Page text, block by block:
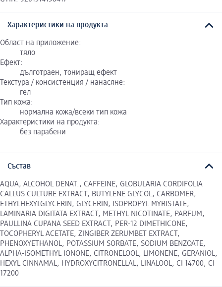
Характеристики на продукта
Област на приложение:
тяло
Ефект:
дълготраен, тониращ ефект
Текстура / консистенция / нанасяне:
гел
Тип кожа:
нормална кожа/всеки тип кожа
Характеристики на продукта:
без парабени
Състав
AQUA, ALCOHOL DENAT., CAFFEINE, GLOBULARIA CORDIFOLIA
CALLUS CULTURE EXTRACT, BUTYLENE GLYCOL, CARBOMER,
ETHYLHEXYLGLYCERIN, GLYCERIN, ISOPROPYL MYRISTATE,
LAMINARIA DIGITATA EXTRACT, METHYL NICOTINATE, PARFUM,
PAULLINA CUPANA SEED EXTRACT, PER-12 DIMETHICONE,
TOCOPHERYL ACETATE, ZINGIBER ZERUMBET EXTRACT,
PHENOXYETHANOL, POTASSIUM SORBATE, SODIUM BENZOATE,
ALPHA-ISOMETHYL IONONE, CITRONELOOL, LIMONENE, GERANIOL,
HEXYL CINNAMAL, HYDROXYCITRONELLAL, LINALOOL, CI 14700, CI
17200